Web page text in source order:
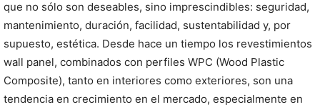
que no sólo son deseables, sino imprescindibles: seguridad,
mantenimiento, duración, facilidad, sustentabilidad y, por
supuesto, estética. Desde hace un tiempo los revestimientos
wall panel, combinados con perfiles WPC (Wood Plastic
Composite), tanto en interiores como exteriores, son una
tendencia en crecimiento en el mercado, especialmente en